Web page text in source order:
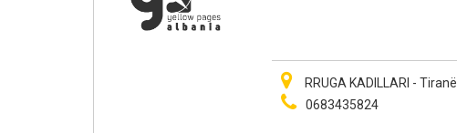
RRUGA KADILLARI - Tiranë
0683435824